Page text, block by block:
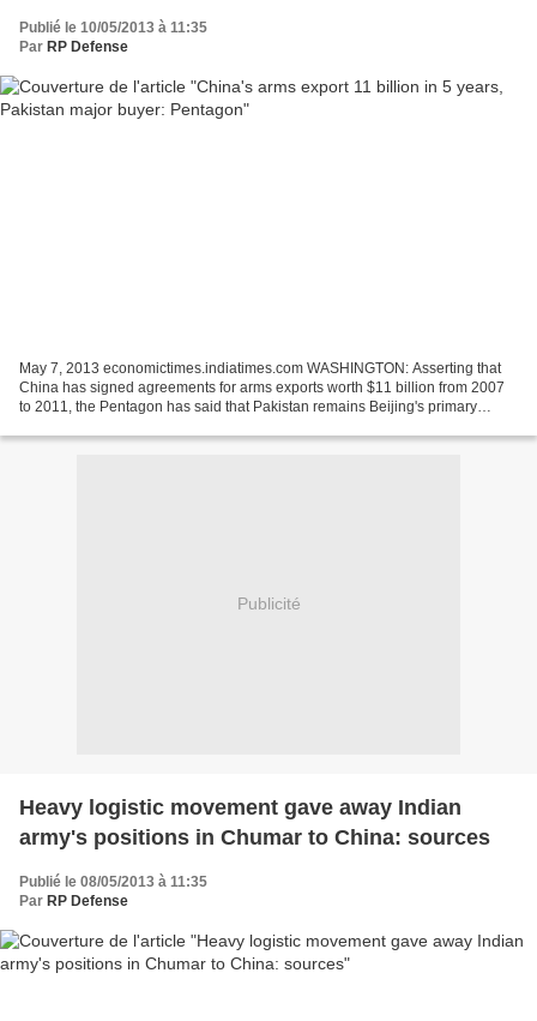
Publié le 10/05/2013 à 11:35
Par RP Defense
May 7, 2013 economictimes.indiatimes.com WASHINGTON: Asserting that
China has signed agreements for arms exports worth $11 billion from 2007
to 2011, the Pentagon has said that Pakistan remains Beijing's primary
Publicité
Heavy logistic movement gave away Indian
army's positions in Chumar to China: sources
Publié le 08/05/2013 à 11:35
Par RP Defense